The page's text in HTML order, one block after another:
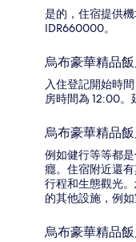
是的，住宿提供
IDR660000。
烏布豪華精品
入住登記開始時
房時間為 12:00。
烏布豪華精品
例如健行等等都
癮。住宿附近還
行程和生態觀光
的其他設施，例如
烏布豪華精品